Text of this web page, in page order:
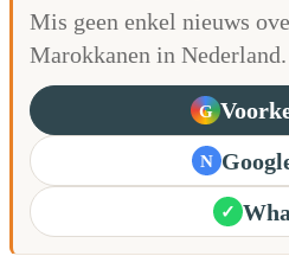
Mis geen enkel nieuws
Marokkanen in Nederland.
G
N
✓